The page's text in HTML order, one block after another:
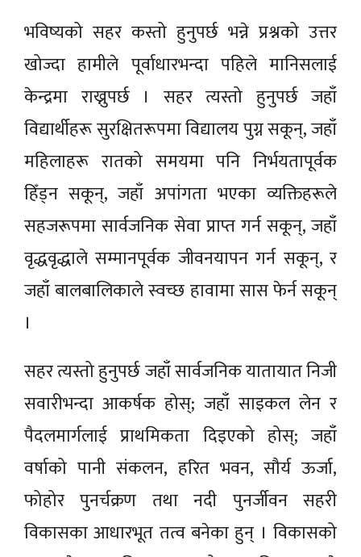
भविष्यको सहर कस्तो हुनुपर्छ भन्ने प्रश्नको उत्तर
खोज्दा हामीले पूर्वाधारभन्दा पहिले मानिसलाई
केन्द्रमा राख्नुपर्छ । सहर त्यस्तो हुनुपर्छ जहाँ
विद्यार्थीहरू सुरक्षितरूपमा विद्यालय पुग्न सकून्, जहाँ
महिलाहरू रातको समयमा पनि निर्भयतापूर्वक
हिँड्न सकून्, जहाँ अपांगता भएका व्यक्तिहरूले
सहजरूपमा सार्वजनिक सेवा प्राप्त गर्न सकून्, जहाँ
वृद्धवृद्धाले सम्मानपूर्वक जीवनयापन गर्न सकून्, र
जहाँ बालबालिकाले स्वच्छ हावामा सास फेर्न सकून्
।
सहर त्यस्तो हुनुपर्छ जहाँ सार्वजनिक यातायात निजी
सवारीभन्दा आकर्षक होस्; जहाँ साइकल लेन र
पैदलमार्गलाई प्राथमिकता दिइएको होस्; जहाँ
वर्षाको पानी संकलन, हरित भवन, सौर्य ऊर्जा,
फोहोर पुनर्चक्रण तथा नदी पुनर्जीवन सहरी
विकासका आधारभूत तत्व बनेका हुन् । विकासको